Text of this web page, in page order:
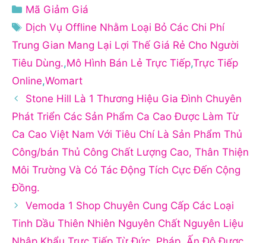
Danh
mục
Mã Giảm Giá
Thẻ
Dịch Vụ Offline Nhằm Loại Bỏ Các Chi Phí
Trung Gian Mang Lại Lợi Thế Giá Rẻ Cho Người
Tiêu Dùng.,Mô Hình Bán Lẻ Trực Tiếp,Trực Tiếp
Online,Womart
Stone Hill Là 1 Thương Hiệu Gia Đình Chuyên
Phát Triển Các Sản Phẩm Ca Cao Được Làm Từ
Ca Cao Việt Nam Với Tiêu Chí Là Sản Phẩm Thủ
Công/bán Thủ Công Chất Lượng Cao, Thân Thiện
Môi Trường Và Có Tác Động Tích Cực Đến Cộng
Đồng.
Vemoda 1 Shop Chuyên Cung Cấp Các Loại
Tinh Dầu Thiên Nhiên Nguyên Chất Nguyên Liệu